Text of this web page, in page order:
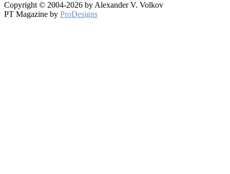
Copyright © 2004-2026 by Alexander V. Volkov
PT Magazine by ProDesigns